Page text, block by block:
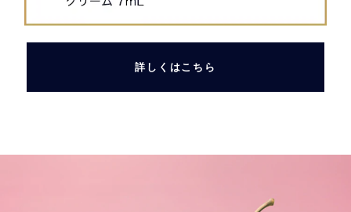
詳しくはこちら